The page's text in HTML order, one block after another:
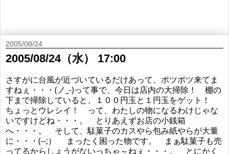
2005/08/24
2005/08/24（水） 17:00
さすがに台風が近づいているだけあって、ポツポツ来てま
すねぇ・・・(ノ_-)って事で、今日は店内の大掃除！ 棚の
下まで掃除していると、１００円玉と１円玉をゲット！
ちょっとウレシイ！ って、わたしの物になるわけじゃな
いですけどね・・・。 とりあえずお店の小銭箱
へ・・・。 そして、駄菓子のカスやら包み紙やらが大量
に・・・(--;） まったく困った物です。 まぁ駄菓子も売
ってるからしょうがないっちゃ～ねぇ・・・。 とにかく